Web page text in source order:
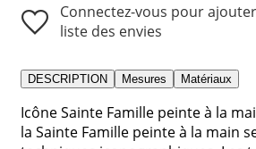
Connectez-vous pour
liste des envies
DESCRIPTION Mesures Matériaux
Icône Sainte Famille peinte à la
la Sainte Famille peinte à la main